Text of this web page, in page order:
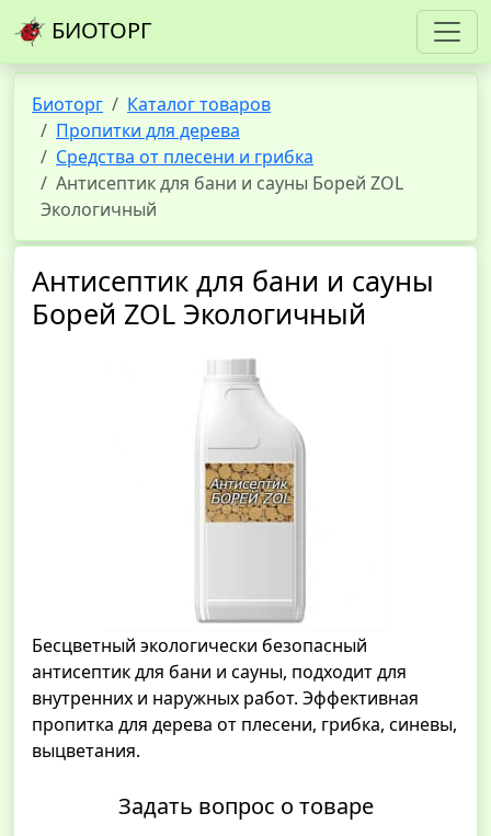
БИОТОРГ
Биоторг
Каталог товаров
Пропитки для дерева
Средства от плесени и грибка
Антисептик для бани и сауны Борей ZOL
Экологичный
Антисептик для бани и сауны
Борей ZOL Экологичный
Бесцветный экологически безопасный
антисептик для бани и сауны, подходит для
внутренних и наружных работ. Эффективная
пропитка для дерева от плесени, грибка, синевы,
выцветания.
Задать вопрос о товаре